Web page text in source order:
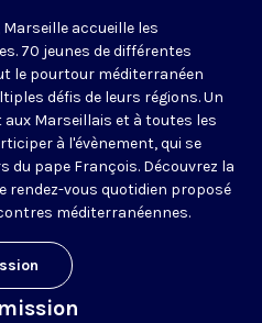
accueille les
70 jeunes de différentes
le pourtour méditerranéen
défis de leurs régions. Un
Marseillais et à toutes les
à l'évènement, qui se
du pape François. Découvrez la
rendez-vous quotidien proposé
méditerranéennes.